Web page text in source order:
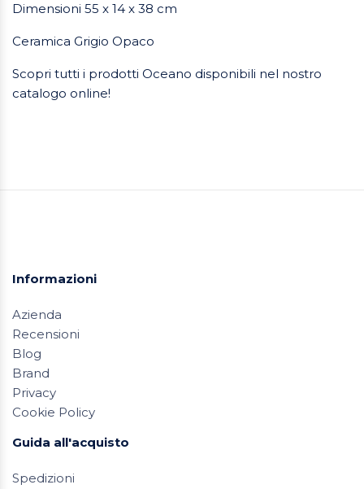
Dimensioni 55 x 14 x 38 cm
Ceramica Grigio Opaco
Scopri tutti i prodotti Oceano disponibili nel nostro
catalogo online!
Informazioni
Azienda
Recensioni
Blog
Brand
Privacy
Cookie Policy
Guida all'acquisto
Spedizioni